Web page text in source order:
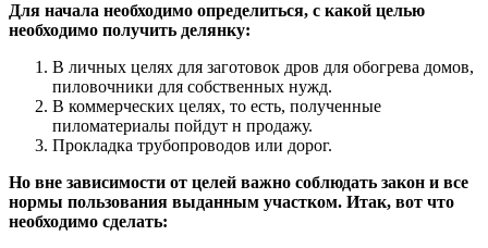
Для начала необходимо определиться, с какой целью
необходимо получить делянку:
В личных целях для заготовок дров для обогрева домов,
пиловочники для собственных нужд.
В коммерческих целях, то есть, полученные
пиломатериалы пойдут н продажу.
Прокладка трубопроводов или дорог.
Но вне зависимости от целей важно соблюдать закон и все
нормы пользования выданным участком. Итак, вот что
необходимо сделать: